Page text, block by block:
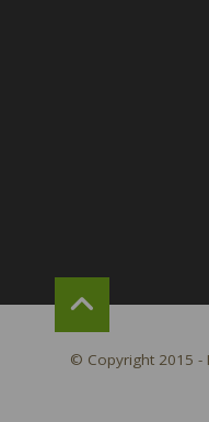
© Copyright 2015 -